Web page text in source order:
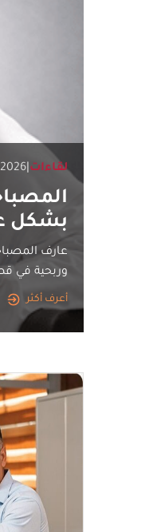
لقاءات
بشكل
عارف
وربحية في
أعرف أكثر